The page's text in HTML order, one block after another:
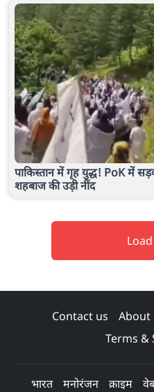
पाकिस्तान में गृह युद्ध! PoK में
शहबाज की उड़ी नींद
Contact us About
Terms &
भारत मनोरंजन क्राइम